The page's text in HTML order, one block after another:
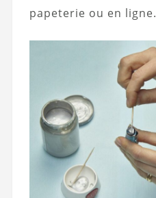
papeterie ou en ligne.